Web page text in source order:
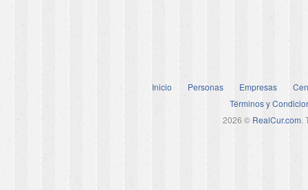
Inicio Personas Empresas
Términos y
2026 © RealCur.com.